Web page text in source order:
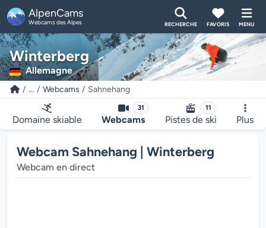
AlpenCams
Webcams des Alpes RECHERCHE FAVORIS MENU
Winterberg
Allemagne
... Webcams Sahnehang
Domaine skiable
31
Webcams
11
Pistes de ski Plus
Webcam Sahnehang | Winterberg
Webcam en direct